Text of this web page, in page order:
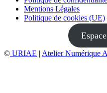
Mentions Légales
Politique de cookies (UE)
© URIAE | Atelier Numérique